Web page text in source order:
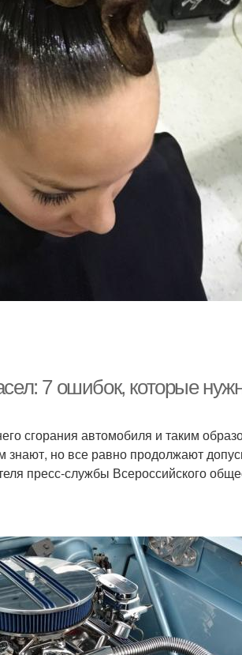
7 ошибок, которые
сгорания автомобиля и таким
знают, но все равно продолжают
пресс-службы Всероссийского